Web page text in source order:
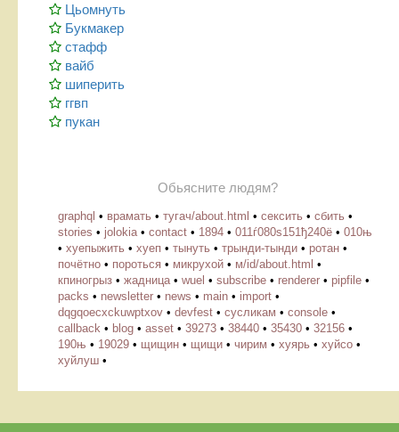
Цьомнуть
Букмакер
стафф
вайб
шиперить
ггвп
пукан
Обьясните людям?
graphql • врамать • тугач/about.html • сексить • сбить •
stories • jolokia • contact • 1894 • 011ѓ080ѕ151ђ240ё • 010њ
• хуепыжить • хуеп • тынуть • трынди-тынди • ротан •
почётно • пороться • микрухой • м/id/about.html •
кпиногрыз • жадница • wuel • subscribe • renderer • pipfile •
packs • newsletter • news • main • import •
dqgqoecxckuwptxov • devfest • cусликам • console •
callback • blog • asset • 39273 • 38440 • 35430 • 32156 •
190њ • 19029 • щищин • щищи • чирим • хуярь • хуйсо •
хуйлуш •